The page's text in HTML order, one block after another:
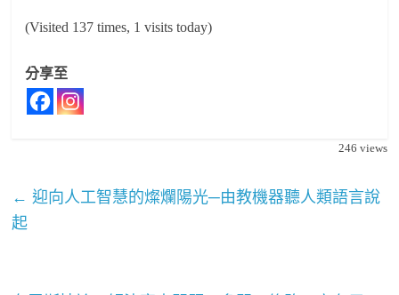
(Visited 137 times, 1 visits today)
分享至
246 views
← 迎向人工智慧的燦爛陽光─由教機器聽人類語言說
起